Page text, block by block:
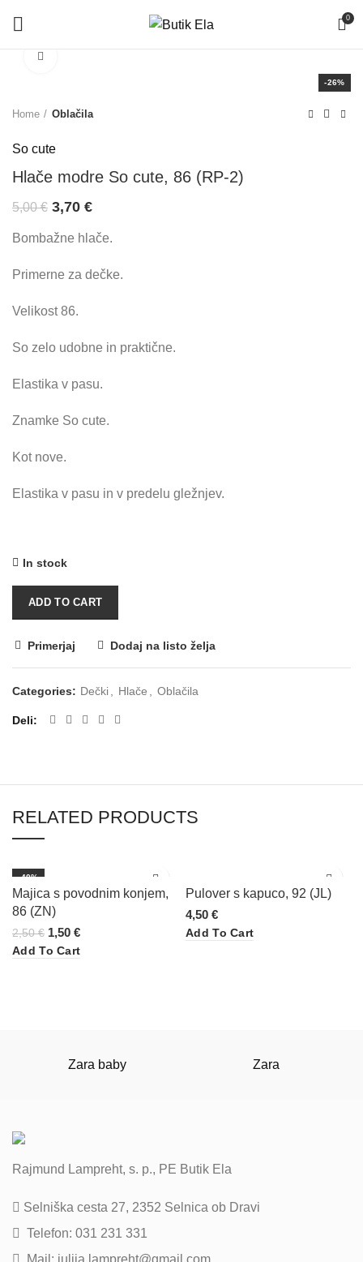
0
-26%
Home Oblačila
So cute
Hlače modre So cute, 86 (RP-2)
5,00€ 3,70 €
Bombažne hlače.
Primerne za dečke.
Velikost 86.
So zelo udobne in praktične.
Elastika v pasu.
Znamke So cute.
Kot nove.
Elastika v pasu in v predelu gležnjev.
In stock
ADD TO CART
Primerjaj Dodaj na listo želja
Categories: Dečki Hlače Oblačila
Deli
RELATED PRODUCTS
-40%
Majica s povodnim konjem,
86 (ZN)
2,50€ 1,50 €
Add To Cart
Pulover s kapuco, 92 (JL)
4,50 €
Add To Cart
Zara baby Zara
Rajmund Lampreht, s. p., PE Butik Ela
Selniška cesta 27, 2352 Selnica ob Dravi
Telefon: 031 231 331
Mail: julija.lampreht@gmail.com